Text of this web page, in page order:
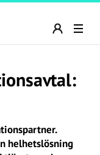
helhetslösning